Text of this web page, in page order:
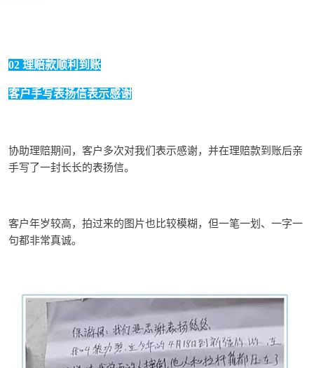
02 理赔款顺利到账
客户手写表扬信表示感谢
协助理赔期间，客户多次对我们表示感谢，并在理赔款到账后亲
手写了一封长长的表扬信。
客户年岁较高，拍过来的图片也比较模糊，但一笔一划、一字一
句都非常真诚。